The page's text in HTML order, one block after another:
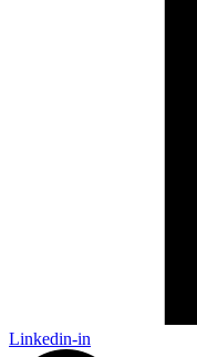
Linkedin-in